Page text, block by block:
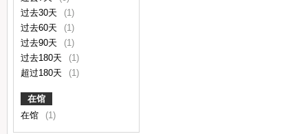
过去30天
(1)
过去60天
(1)
过去90天
(1)
过去180天
(1)
超过180天
(1)
在馆
在馆
(1)